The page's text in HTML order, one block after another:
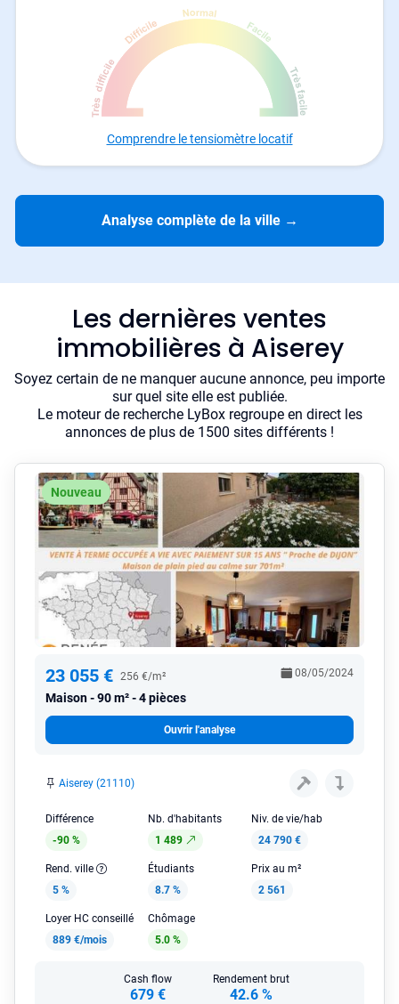
Comprendre le tensiomètre locatif
Analyse complète de la ville →
Les dernières ventes
immobilières à Aiserey
Soyez certain de ne manquer aucune annonce, peu importe
sur quel site elle est publiée.
Le moteur de recherche LyBox regroupe en direct les
annonces de plus de 1500 sites différents !
Nouveau
23 055 € 256 €/m²
Maison 90 m² - 4 pièces
08/05/2024
Ouvrir l'analyse
Aiserey (21110)
Différence
-90 %
Nb. d'habitants
1 489
Niv. de vie/hab
24 790 €
Rend. ville
5 %
Étudiants
8.7 %
Prix au m²
2 561
Loyer HC conseillé
889 €/mois
Chômage
5.0 %
Cash flow
679 €
Rendement brut
42.6 %